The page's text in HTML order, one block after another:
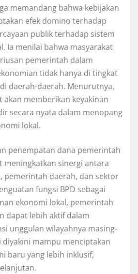
memandang bahwa kebijakan
efek domino terhadap
publik terhadap sistem
Ia menilai bahwa masyarakat
pemerintah dalam
tidak hanya di tingkat
daerah-daerah. Menurutnya,
akan memberikan keyakinan
secara nyata dalam menopang
lokal.
penempatan dana pemerintah
meningkatkan sinergi antara
pemerintah daerah, dan sektor
fungsi BPD sebagai
ekonomi lokal, pemerintah
dapat lebih aktif dalam
unggulan wilayahnya masing-
diyakini mampu menciptakan
baru yang lebih inklusif,